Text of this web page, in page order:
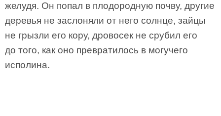
желудя. Он попал в плодородную почву, другие
деревья не заслоняли от него солнце, зайцы
не грызли его кору, дровосек не срубил его
до того, как оно превратилось в могучего
исполина.